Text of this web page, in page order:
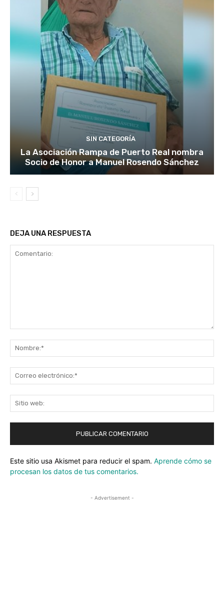
SIN CATEGORÍA
La Asociación Rampa de Puerto Real nombra
Socio de Honor a Manuel Rosendo Sánchez
DEJA UNA RESPUESTA
Este sitio usa Akismet para reducir el spam. Aprende cómo se
procesan los datos de tus comentarios.
- Advertisement -